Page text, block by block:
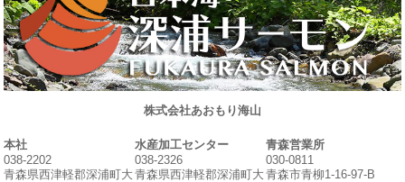
株式会社あおもり海山
本社
038-2202
青森県西津軽郡深浦町大
水産加工センター
038-2326
青森県西津軽郡深浦町大
青森営業所
030-0811
青森市青柳1-16-97-B